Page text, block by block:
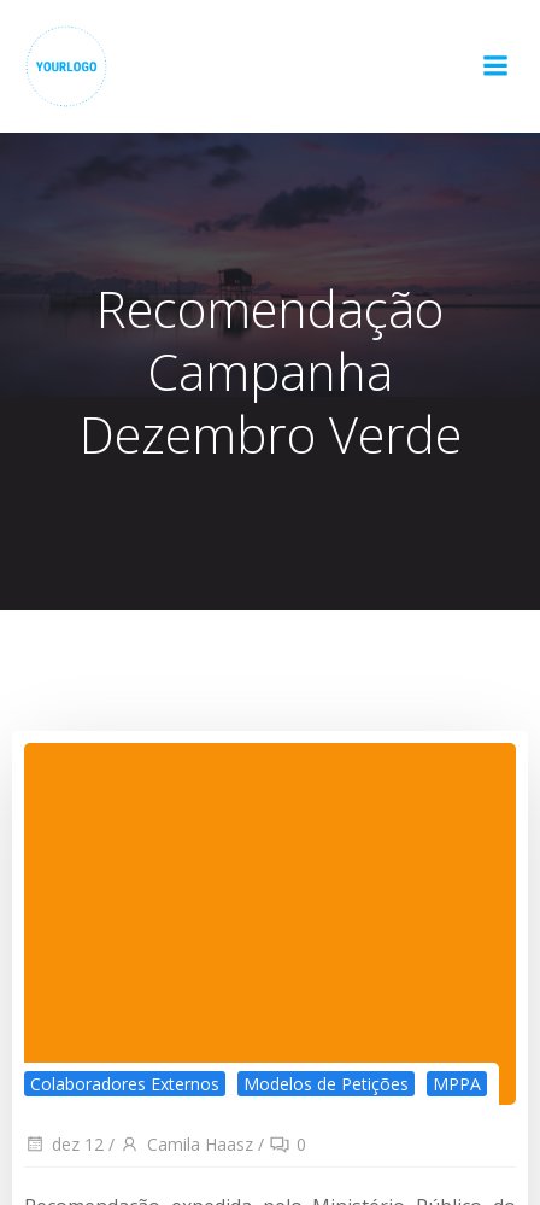
Recomendação
Campanha
Dezembro Verde
Colaboradores Externos Modelos de Petições MPPA
dez 12 / Camila Haasz / 0